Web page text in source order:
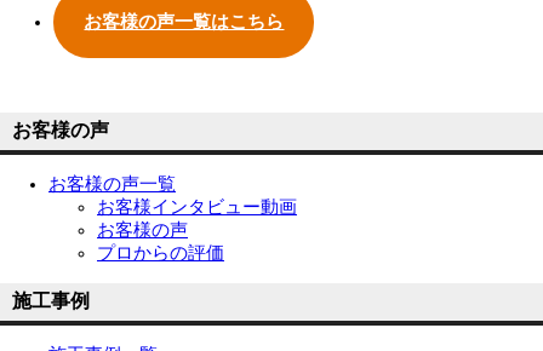
お客様の声一覧はこちら
お客様の声
お客様の声一覧
お客様インタビュー動画
お客様の声
プロからの評価
施工事例